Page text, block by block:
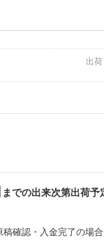
出
までの出来次第出荷予
稿確認・入金完了の場合